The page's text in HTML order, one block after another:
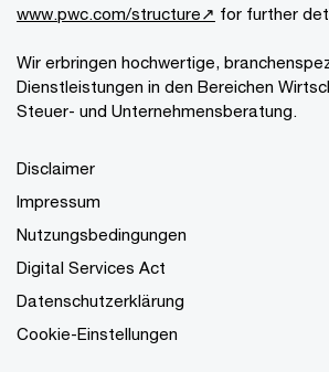
www.pwc.com/structure↗ for further
Wir erbringen hochwertige,
Dienstleistungen in den Bereichen
Steuer- und Unternehmensberatung.
Disclaimer
Impressum
Nutzungsbedingungen
Digital Services Act
Datenschutzerklärung
Cookie-Einstellungen